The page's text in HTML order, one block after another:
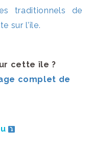
traditionnels de
sur l’île.
cette île ?
complet de